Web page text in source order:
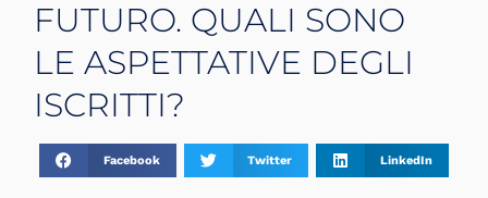
FUTURO. QUALI SONO
LE ASPETTATIVE DEGLI
ISCRITTI?
Facebook Twitter LinkedIn